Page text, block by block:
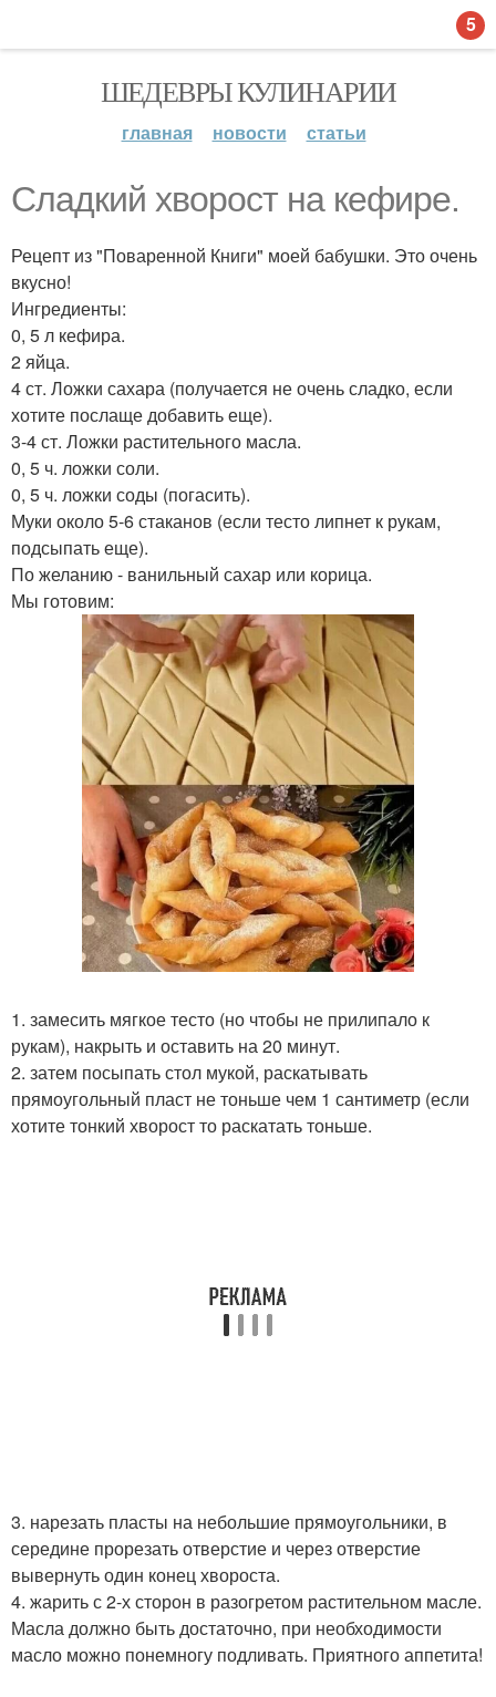
ШЕДЕВРЫ КУЛИНАРИИ
главная новости статьи
Сладкий хворост на кефире.
Рецепт из "Поваренной Книги" моей бабушки. Это очень
вкусно!
Ингредиенты:
0, 5 л кефира.
2 яйца.
4 ст. Ложки сахара (получается не очень сладко, если
хотите послаще добавить еще).
3-4 ст. Ложки растительного масла.
0, 5 ч. ложки соли.
0, 5 ч. ложки соды (погасить).
Муки около 5-6 стаканов (если тесто липнет к рукам,
подсыпать еще).
По желанию - ванильный сахар или корица.
Мы готовим:
1. замесить мягкое тесто (но чтобы не прилипало к
рукам), накрыть и оставить на 20 минут.
2. затем посыпать стол мукой, раскатывать
прямоугольный пласт не тоньше чем 1 сантиметр (если
хотите тонкий хворост то раскатать тоньше.
3. нарезать пласты на небольшие прямоугольники, в
середине прорезать отверстие и через отверстие
вывернуть один конец хвороста.
4. жарить с 2-х сторон в разогретом растительном масле.
Масла должно быть достаточно, при необходимости
масло можно понемногу подливать. Приятного аппетита!
5